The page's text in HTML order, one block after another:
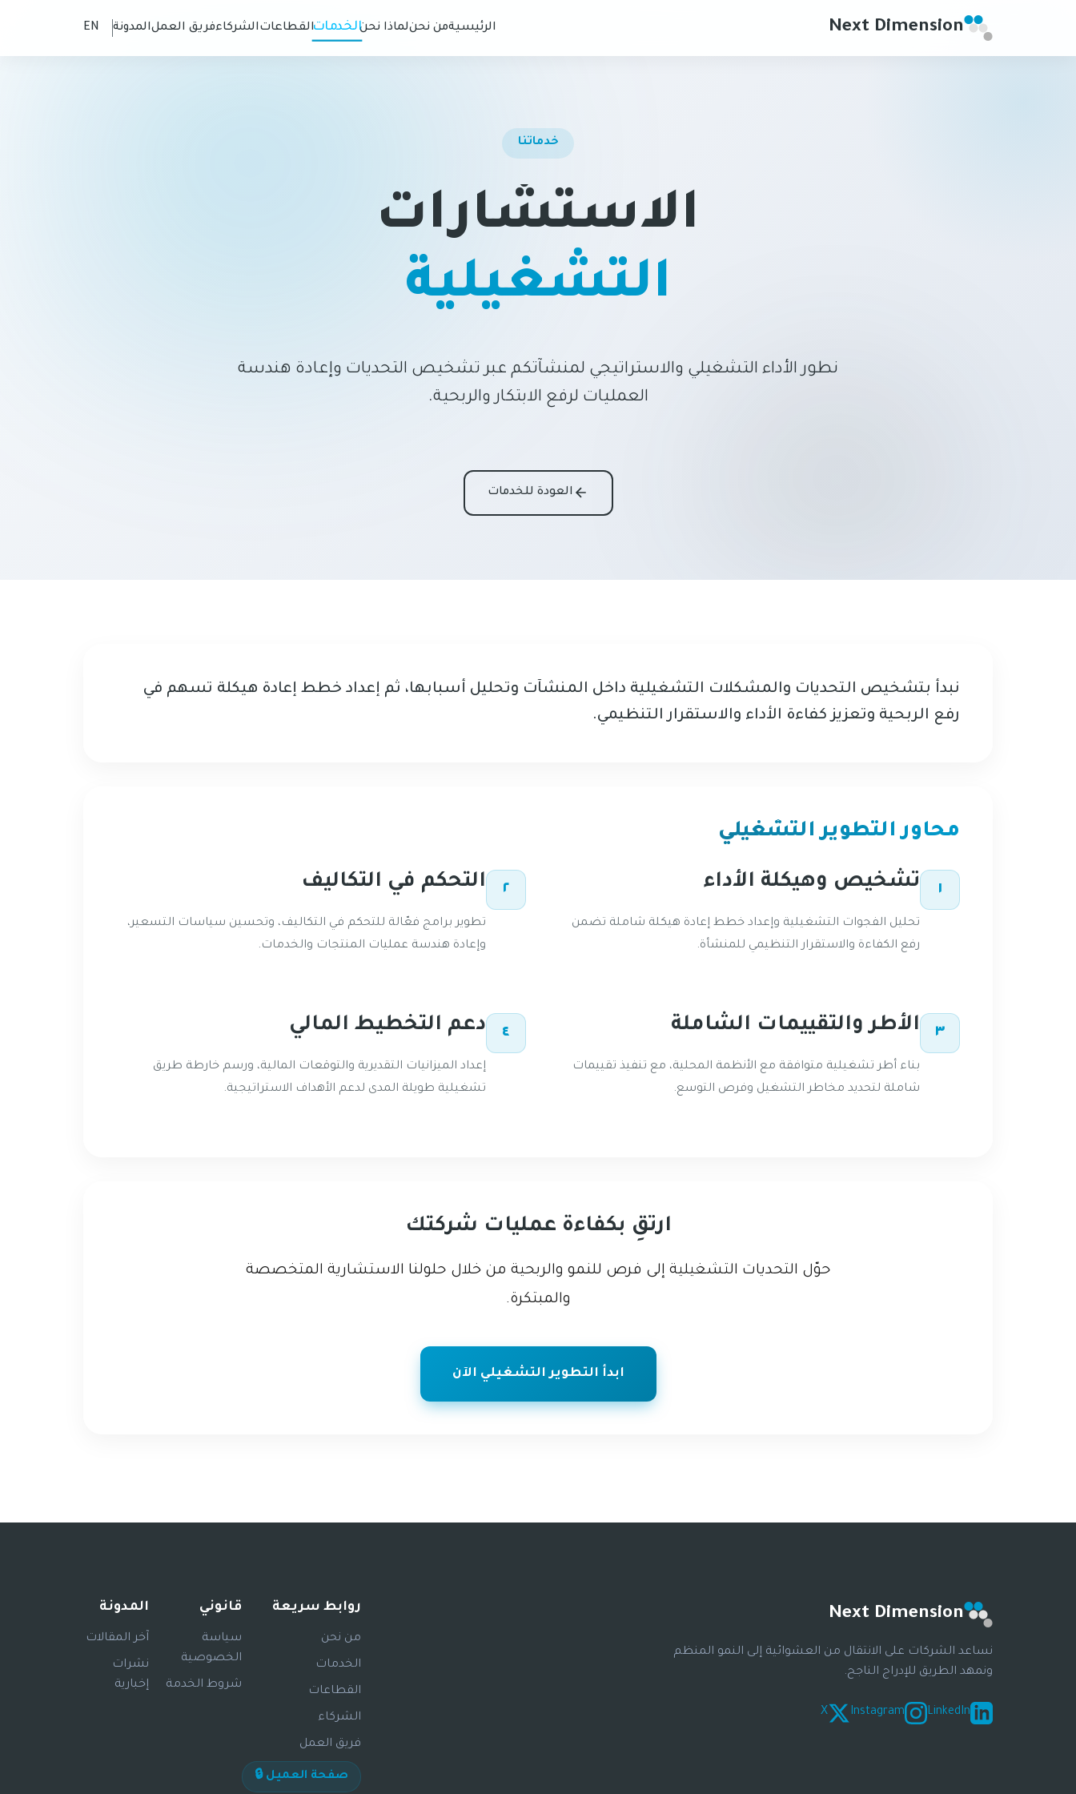
Next Dimension الرئيسيةمن نحنلماذا نحن القطاعاتالشركاءفريق العملالمدونة EN
خدماتنا
الاستشارات
التشغيلية
نطور الأداء التشغيلي والاستراتيجي لمنشآتكم عبر تشخيص التحديات وإعادة هندسة
العمليات لرفع الابتكار والربحية.
العودة للخدمات
نبدأ بتشخيص التحديات والمشكلات التشغيلية داخل المنشآت وتحليل أسبابها، ثم إعداد خطط إعادة هيكلة تسهم في
رفع الربحية وتعزيز كفاءة الأداء والاستقرار التنظيمي.
محاور التطوير التشغيلي
١ تشخيص وهيكلة الأداء
تحليل الفجوات التشغيلية وإعداد خطط إعادة هيكلة شاملة تضمن
رفع الكفاءة والاستقرار التنظيمي للمنشأة.
٢ التحكم في التكاليف
تطوير برامج فعّالة للتحكم في التكاليف، وتحسين سياسات التسعير،
وإعادة هندسة عمليات المنتجات والخدمات.
٣ الأطر والتقييمات الشاملة
بناء أطر تشغيلية متوافقة مع الأنظمة المحلية، مع تنفيذ تقييمات
شاملة لتحديد مخاطر التشغيل وفرص التوسع.
٤ دعم التخطيط المالي
إعداد الميزانيات التقديرية والتوقعات المالية، ورسم خارطة طريق
تشغيلية طويلة المدى لدعم الأهداف الاستراتيجية.
ارتقِ بكفاءة عمليات شركتك
حوّل التحديات التشغيلية إلى فرص للنمو والربحية من خلال حلولنا الاستشارية المتخصصة
والمبتكرة.
ابدأ التطوير التشغيلي الآن
Next Dimension
نساعد الشركات على الانتقال من العشوائية إلى النمو المنظم
ونمهد الطريق للإدراج الناجح.
LinkedIn
Instagram
X
روابط سريعة
من نحن
الخدمات
القطاعات
الشركاء
فريق العمل
صفحة العميل 🔒
قانوني
سياسة
الخصوصية
شروط الخدمة
المدونة
آخر المقالات
نشرات
إخبارية